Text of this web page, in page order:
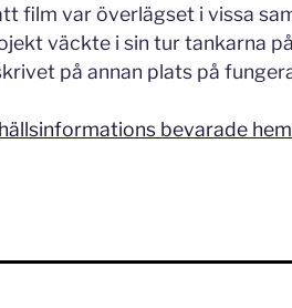
film var överlägset i vissa
väckte i sin tur tankarna
på annan plats på
bevarade